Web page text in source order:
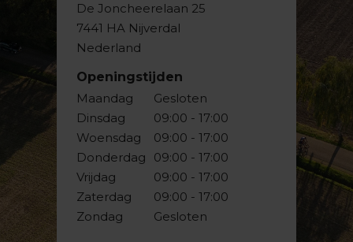
De Joncheerelaan 25
7441 HA Nijverdal
Nederland
Openingstijden
Maandag
Dinsdag
Woensdag
Donderdag
Vrijdag
Zaterdag
Zondag
Gesloten
09:00 - 17:00
09:00 - 17:00
09:00 - 17:00
09:00 - 17:00
09:00 - 17:00
Gesloten